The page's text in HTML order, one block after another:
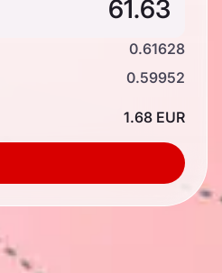
0.61628
0.59952
1.68 EUR